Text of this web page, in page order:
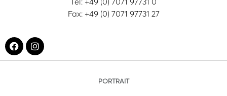
Fax: +49 (0) 7071 97731 27
PORTRAIT